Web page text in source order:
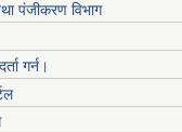
पंजीकरण विभाग
गर्न।